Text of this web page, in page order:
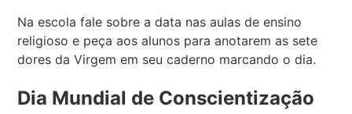
Na escola fale sobre a data nas aulas de ensino
religioso e peça aos alunos para anotarem as sete
dores da Virgem em seu caderno marcando o dia.
Dia Mundial de Conscientização